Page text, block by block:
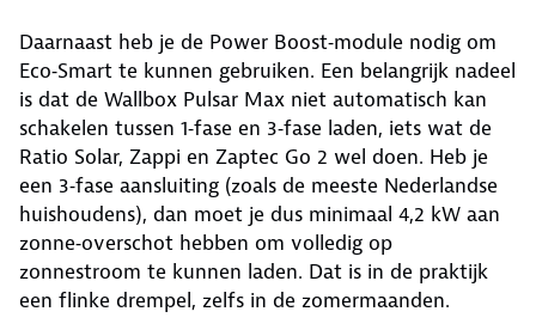
Daarnaast heb je de Power Boost‑module nodig om
Eco‑Smart te kunnen gebruiken. Een belangrijk nadeel
is dat de Wallbox Pulsar Max niet automatisch kan
schakelen tussen 1‑fase en 3‑fase laden, iets wat de
Ratio Solar, Zappi en Zaptec Go 2 wel doen. Heb je
een 3‑fase aansluiting (zoals de meeste Nederlandse
huishoudens), dan moet je dus minimaal 4,2 kW aan
zonne‑overschot hebben om volledig op
zonnestroom te kunnen laden. Dat is in de praktijk
een flinke drempel, zelfs in de zomermaanden.